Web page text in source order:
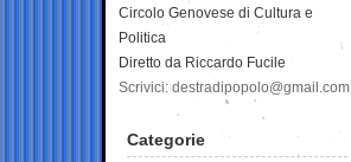
Circolo Genovese di Cultura e
Politica
Diretto da Riccardo Fucile
Scrivici: destradipopolo@gmail.com
Categorie